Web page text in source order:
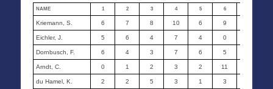
NAME 1 2 3 4 5 6
Kriemann, S. 6 7 8 10 6 9
Eichler, J. 5 6 4 7 4 0
Dornbusch, F. 6 4 3 7 6 5
Arndt, C. 0 1 2 3 2 11
du Hamel, K. 2 2 5 3 1 3